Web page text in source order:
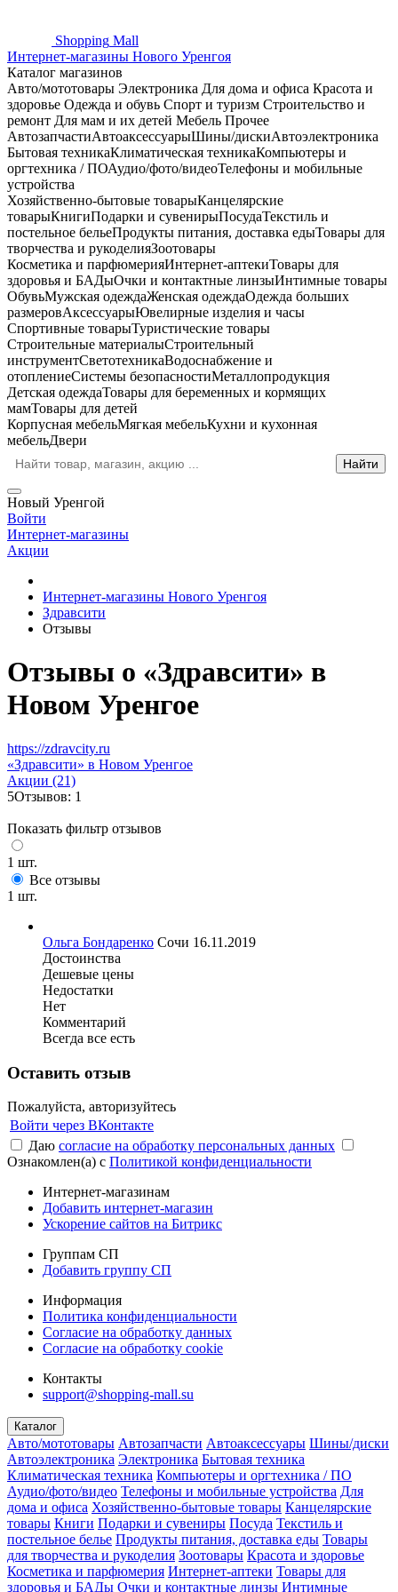
Shopping Mall
Интернет-магазины Нового Уренгоя
Каталог магазинов
Авто/мототовары Электроника Для дома и офиса Красота и
здоровье Одежда и обувь Спорт и туризм Строительство и
ремонт Для мам и их детей Мебель Прочее
АвтозапчастиАвтоаксессуарыШины/дискиАвтоэлектроника
Бытовая техникаКлиматическая техникаКомпьютеры и
оргтехника / ПОАудио/фото/видеоТелефоны и мобильные
устройства
Хозяйственно-бытовые товарыКанцелярские
товарыКнигиПодарки и сувенирыПосудаТекстиль и
постельное бельеПродукты питания, доставка едыТовары для
творчества и рукоделияЗоотовары
Косметика и парфюмерияИнтернет-аптекиТовары для
здоровья и БАДыОчки и контактные линзыИнтимные товары
ОбувьМужская одеждаЖенская одеждаОдежда больших
размеровАксессуарыЮвелирные изделия и часы
Спортивные товарыТуристические товары
Строительные материалыСтроительный
инструментСветотехникаВодоснабжение и
отоплениеСистемы безопасностиМеталлопродукция
Детская одеждаТовары для беременных и кормящих
мамТовары для детей
Корпусная мебельМягкая мебельКухни и кухонная
мебельДвери
Новый Уренгой
Войти
Интернет-магазины
Акции
Интернет-магазины Нового Уренгоя
Здравсити
Отзывы
Отзывы о «Здравсити» в
Новом Уренгое
https://zdravcity.ru
«Здравсити» в Новом Уренгое
Акции (21)
5Отзывов: 1
Показать фильтр отзывов
1 шт.
Все отзывы
1 шт.
Ольга Бондаренко Сочи 16.11.2019
Достоинства
Дешевые цены
Недостатки
Нет
Комментарий
Всегда все есть
Оставить отзыв
Пожалуйста, авторизуйтесь
Войти через ВКонтакте
Даю согласие на обработку персональных данных
Ознакомлен(а) с Политикой конфиденциальности
Интернет-магазинам
Добавить интернет-магазин
Ускорение сайтов на Битрикс
Группам СП
Добавить группу СП
Информация
Политика конфиденциальности
Согласие на обработку данных
Согласие на обработку cookie
Контакты
support@shopping-mall.su
Каталог
Авто/мототовары Автозапчасти Автоаксессуары Шины/диски
Автоэлектроника Электроника Бытовая техника
Климатическая техника Компьютеры и оргтехника / ПО
Аудио/фото/видео Телефоны и мобильные устройства Для
дома и офиса Хозяйственно-бытовые товары Канцелярские
товары Книги Подарки и сувениры Посуда Текстиль и
постельное белье Продукты питания, доставка еды Товары
для творчества и рукоделия Зоотовары Красота и здоровье
Косметика и парфюмерия Интернет-аптеки Товары для
здоровья и БАДы Очки и контактные линзы Интимные